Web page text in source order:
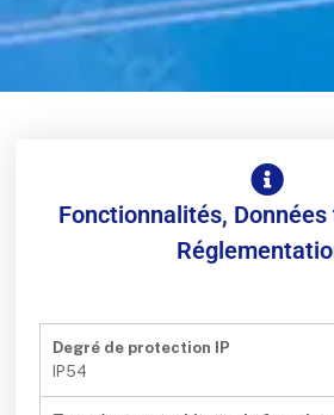
Fonctionnalités,
Degré de protection IP
IP54